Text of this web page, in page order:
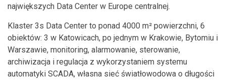
największych Data Center w Europe centralnej.
Klaster 3s Data Center to ponad 4000 m² powierzchni, 6
obiektów: 3 w Katowicach, po jednym w Krakowie, Bytomiu i
Warszawie, monitoring, alarmowanie, sterowanie,
archiwizacja i regulacja z wykorzystaniem systemu
automatyki SCADA, własna sieć światłowodowa o długości